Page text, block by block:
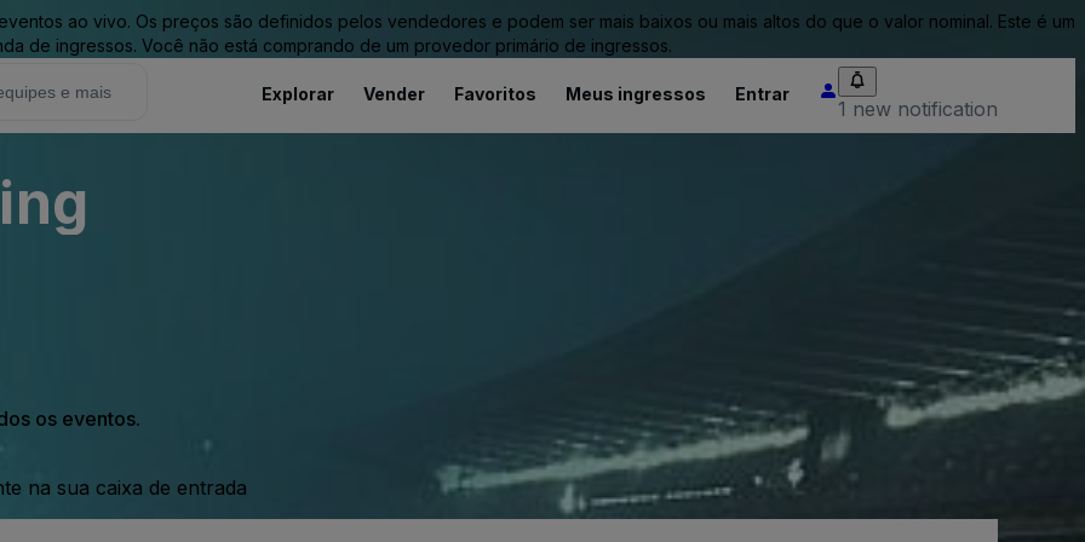
ao vivo. Os preços são definidos pelos vendedores e podem ser mais baixos ou mais altos do que o valor nominal. Este é um
de ingressos. Você não está comprando de um provedor primário de ingressos.
Explorar Vender Favoritos Meus ingressos Entrar
1 new notification
os eventos.
na sua caixa de entrada